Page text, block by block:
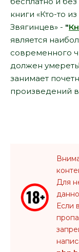
книги «Кто-то
Звягинцев» - "
является
современного
должен
занимает
произведений
Для
Если